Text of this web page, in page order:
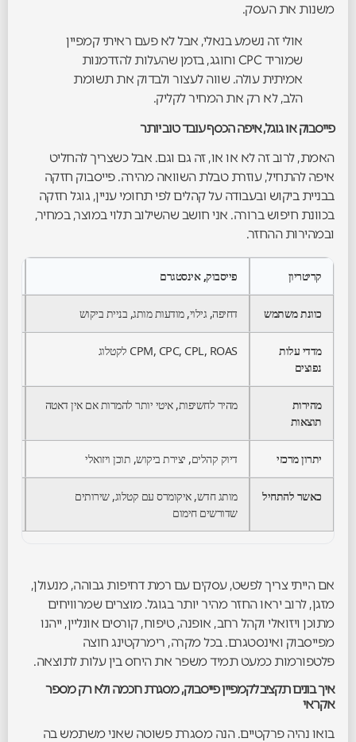
משנות את העסק.
אולי זה נשמע בנאלי, אבל לא פעם ראיתי קמפיין
שמוריד CPC וחוגג, בזמן שהעלות להזדמנות
אמיתית עולה. שווה לעצור ולבדוק את תשומת
הלב, לא רק את המחיר לקליק.
פייסבוק או גוגל, איפה הכסף עובד טוב יותר
האמת, לרוב זה לא או או, זה גם וגם. אבל כשצריך להחליט
איפה להתחיל, עוזרת טבלת השוואה מהירה. פייסבוק חזקה
בבניית ביקוש ובעבודה על קהלים לפי תחומי עניין, גוגל חזקה
בכוונת חיפוש ברורה. אני חושב שהשילוב תלוי במוצר, במחיר,
ובמהירות ההחזר.
קריטריון פייסבוק, אינסטגרם
כוונת משתמש דחיפה, גילוי, מודעות מותג, בניית ביקוש
מדדי עלות
נפוצים
CPM, CPC, CPL, ROAS לקטלוג
מהירות
תוצאות
מהיר לחשיפות, איטי יותר להמרות אם אין דאטה
יתרון מרכזי דיוק קהלים, יצירת ביקוש, תוכן ויזואלי
כאשר להתחיל
מותג חדש, איקומרס עם קטלוג, שירותים
שדורשים חימום
אם הייתי צריך לפשט, עסקים עם רמת דחיפות גבוהה, מנעולן,
מזגן, לרוב יראו החזר מהיר יותר בגוגל. מוצרים שמרוויחים
מתוכן ויזואלי וקהל רחב, אופנה, טיפוח, קורסים אונליין, ייהנו
מפייסבוק ואינסטגרם. בכל מקרה, רימרקטינג חוצה
פלטפורמות כמעט תמיד משפר את היחס בין עלות לתוצאה.
איך בונים תקציב לקמפיין פייסבוק, מסגרת חכמה ולא רק מספר
אקראי
בואו נהיה פרקטיים. הנה מסגרת פשוטה שאני משתמש בה